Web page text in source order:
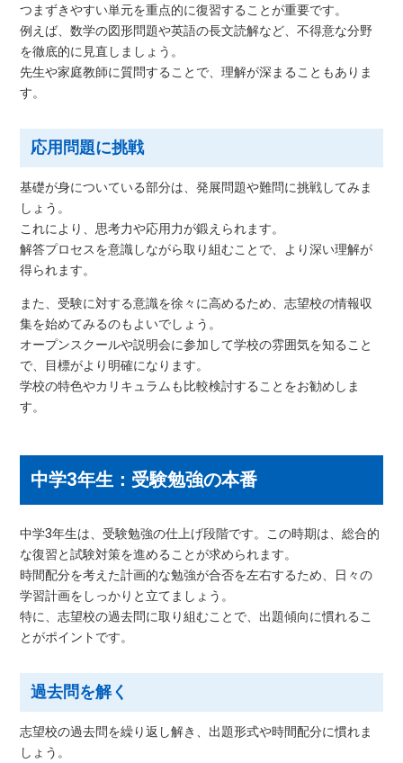
つまずきやすい単元を重点的に復習することが重要です。
例えば、数学の図形問題や英語の長文読解など、不得意な分野
を徹底的に見直しましょう。
先生や家庭教師に質問することで、理解が深まることもありま
す。
応用問題に挑戦
基礎が身についている部分は、発展問題や難問に挑戦してみま
しょう。
これにより、思考力や応用力が鍛えられます。
解答プロセスを意識しながら取り組むことで、より深い理解が
得られます。
また、受験に対する意識を徐々に高めるため、志望校の情報収
集を始めてみるのもよいでしょう。
オープンスクールや説明会に参加して学校の雰囲気を知ること
で、目標がより明確になります。
学校の特色やカリキュラムも比較検討することをお勧めしま
す。
中学3年生：受験勉強の本番
中学3年生は、受験勉強の仕上げ段階です。この時期は、総合的
な復習と試験対策を進めることが求められます。
時間配分を考えた計画的な勉強が合否を左右するため、日々の
学習計画をしっかりと立てましょう。
特に、志望校の過去問に取り組むことで、出題傾向に慣れるこ
とがポイントです。
過去問を解く
志望校の過去問を繰り返し解き、出題形式や時間配分に慣れま
しょう。